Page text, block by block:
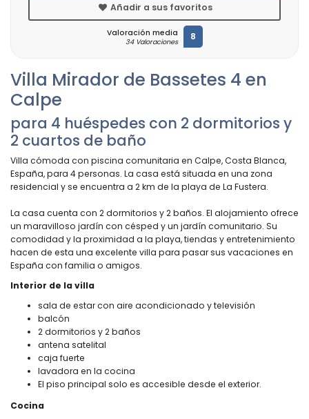
Villa Mirador de Bassetes 4 en
Calpe
para 4 huéspedes con 2 dormitorios y
2 cuartos de baño
Villa cómoda con piscina comunitaria en Calpe, Costa Blanca,
España, para 4 personas. La casa está situada en una zona
residencial y se encuentra a 2 km de la playa de La Fustera.
La casa cuenta con 2 dormitorios y 2 baños. El alojamiento ofrece
un maravilloso jardín con césped y un jardín comunitario. Su
comodidad y la proximidad a la playa, tiendas y entretenimiento
hacen de esta una excelente villa para pasar sus vacaciones en
España con familia o amigos.
Interior de la villa
sala de estar con aire acondicionado y televisión
balcón
2 dormitorios y 2 baños
antena satelital
caja fuerte
lavadora en la cocina
El piso principal solo es accesible desde el exterior.
Cocina
Añadir a sus favoritos
Valoración media
34 Valoraciones 8